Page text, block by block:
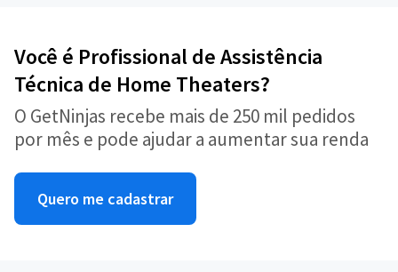
Você é Profissional de Assistência
Técnica de Home Theaters?
O GetNinjas recebe mais de 250 mil pedidos
por mês e pode ajudar a aumentar sua renda
Quero me cadastrar